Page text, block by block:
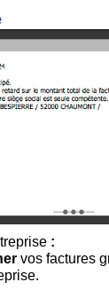
:
vos factures